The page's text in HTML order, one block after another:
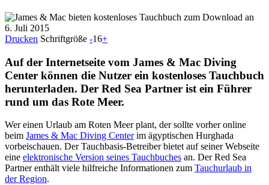
6. Juli 2015
Drucken Schriftgröße -16+
Auf der Internetseite vom James & Mac Diving
Center können die Nutzer ein kostenloses Tauchbuch
herunterladen. Der Red Sea Partner ist ein Führer
rund um das Rote Meer.
Wer einen Urlaub am Roten Meer plant, der sollte vorher online
beim James & Mac Diving Centerim ägyptischen Hurghada
vorbeischauen. Der Tauchbasis-Betreiber bietet auf seiner Webseite
eine elektronische Version seines Tauchbuches an. Der Red Sea
Partner enthält viele hilfreiche Informationen zum Tauchurlaub in
der Region.